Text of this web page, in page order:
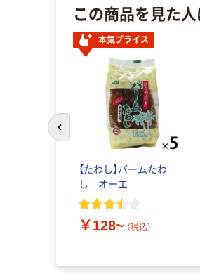
この商品を見た
本気プライス
【たわし】パームたわ
し オーエ
￥128~ （税込）
前のスライドへ